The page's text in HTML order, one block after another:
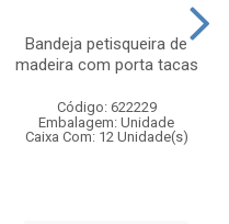
Bandeja petisqueira de
madeira com porta tacas
Código: 622229
Embalagem: Unidade
Caixa Com: 12 Unidade(s)